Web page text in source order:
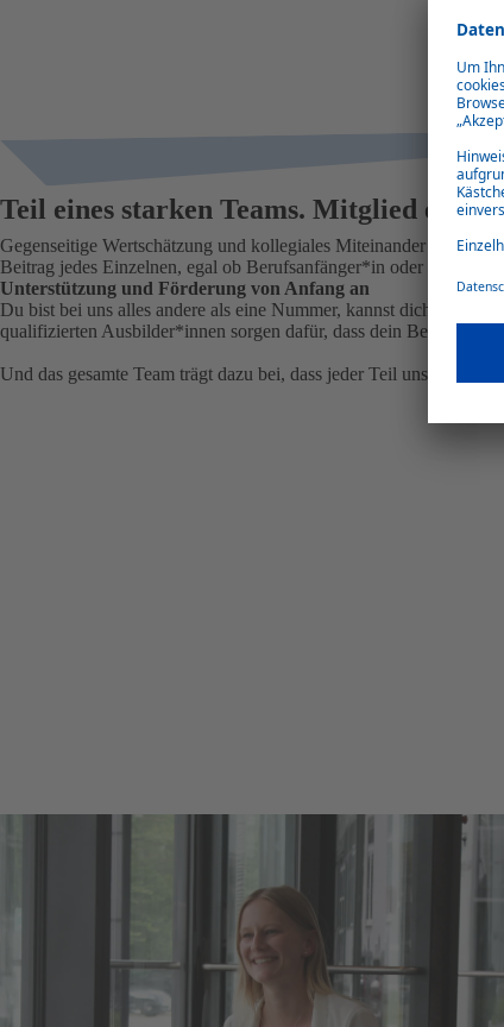
Teil eines starken Teams. Mitglied einer
Gegenseitige Wertschätzung und kollegiales Miteinander sind uns
Beitrag jedes Einzelnen, egal ob Berufsanfänger*in oder
Unterstützung und Förderung von Anfang an
Du bist bei uns alles andere als eine Nummer, kannst dich
qualifizierten Ausbilder*innen sorgen dafür, dass dein Berufsstart
Und das gesamte Team trägt dazu bei, dass jeder Teil unseres